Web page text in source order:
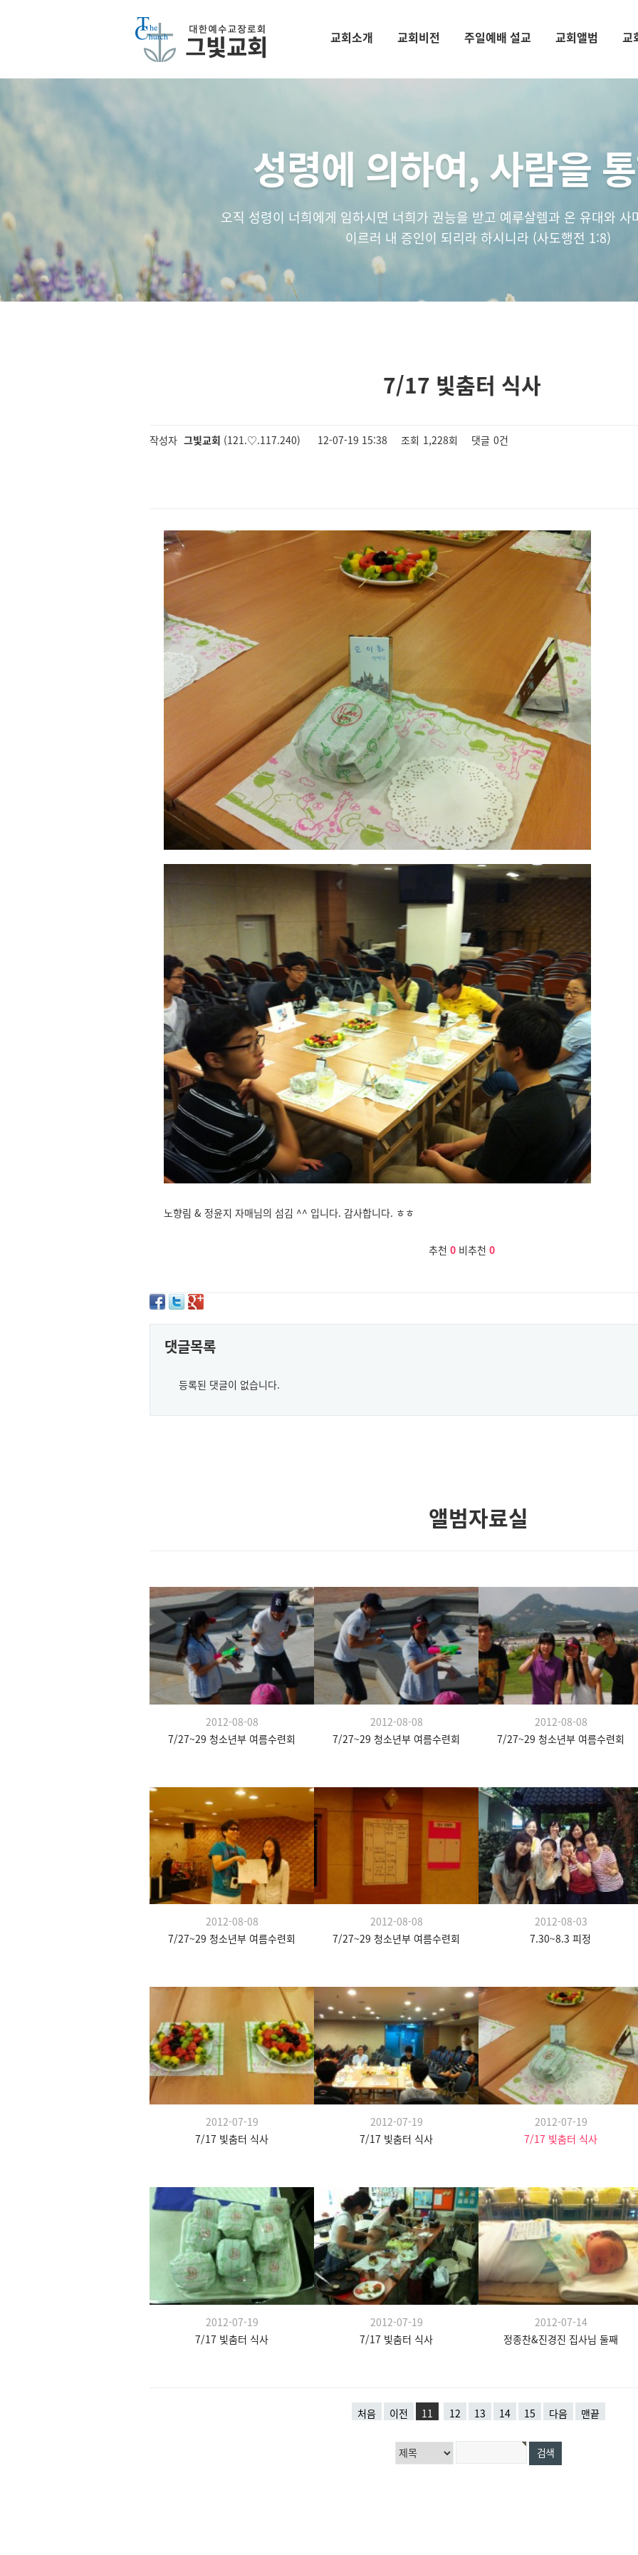
교회소개 교회비전 주일예배 설교 교회앨범 교
성령에 의하여, 사람을
오직 성령이 너희에게 임하시면 너희가 권능을 받고 예루살렘과 온 유대와 사
이르러 내 증인이 되리라 하시니라 (사도행전 1:8)
7/17 빛춤터 식사
작성자 그빛교회 (121.♡.117.240) 12-07-19 15:38 조회 1,228회 댓글 0건
노향림 & 정윤지 자매님의 섬김 ^^ 입니다. 감사합니다. ㅎㅎ
추천0 비추천0
댓글목록
등록된 댓글이 없습니다.
앨범자료실
2012-08-08
7/27~29 청소년부 여름수련회
2012-08-08
7/27~29 청소년부 여름수련회
2012-08-08
7/27~29 청소년부 여름수련회
2012-08-08
7/27~29 청소년부 여름수련회
2012-08-08
7/27~29 청소년부 여름수련회
2012-08-03
7.30~8.3 피정
2012-07-19
7/17 빛춤터 식사
2012-07-19
7/17 빛춤터 식사
2012-07-19
7/17 빛춤터 식사
2012-07-19
7/17 빛춤터 식사
2012-07-19
7/17 빛춤터 식사
2012-07-14
정종찬&진경진 집사님 둘째
처음 이전 11 12 13 14 15 다음 맨끝